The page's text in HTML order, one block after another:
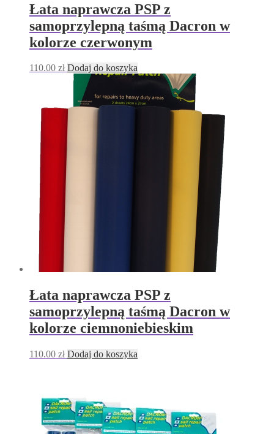
​Łata naprawcza PSP z
samoprzylepną taśmą Dacron w
kolorze czerwonym
110.00 zł Dodaj do koszyka
​Łata naprawcza PSP z
samoprzylepną taśmą Dacron w
kolorze ciemnoniebieskim
110.00 zł Dodaj do koszyka